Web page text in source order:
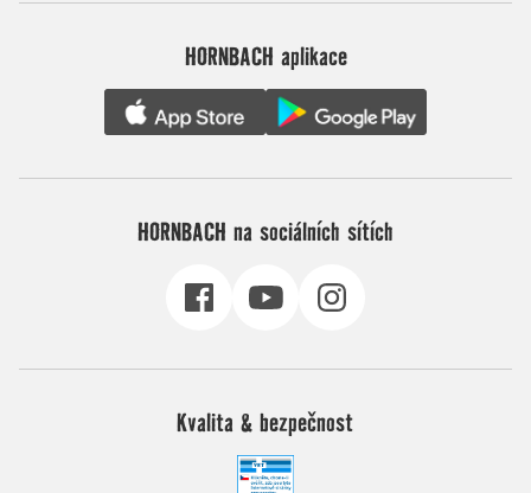
HORNBACH aplikace
HORNBACH na sociálních sítích
Kvalita & bezpečnost